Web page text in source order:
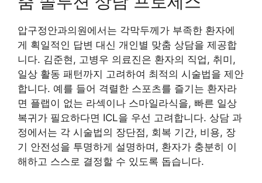
압구정안과의원에서는 각막두께가 부족한 환자에
게 획일적인 답변 대신 개인별 맞춤 상담을 제공합
니다. 김준현, 고병우 의료진은 환자의 직업, 취미,
일상 활동 패턴까지 고려하여 최적의 시술법을 제안
합니다. 예를 들어 격렬한 스포츠를 즐기는 환자라
면 플랩이 없는 라섹이나 스마일라식을, 빠른 일상
복귀가 필요하다면 ICL을 우선 고려합니다. 상담 과
정에서는 각 시술법의 장단점, 회복 기간, 비용, 장
기 안전성을 투명하게 설명하며, 환자가 충분히 이
해하고 스스로 결정할 수 있도록 돕습니다.